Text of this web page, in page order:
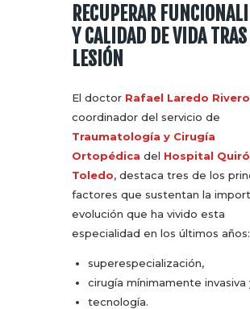
RECUPERAR
Y CALIDAD DE VIDA
LESIÓN
El doctor Rafael Laredo Rivero
coordinador del servicio de
Traumatología y Cirugía
Ortopédica del Hospital
Toledo, destaca tres de los
factores que sustentan la
evolución que ha vivido esta
especialidad en los últimos años:
superespecialización,
cirugía mínimamente invasiva
tecnología.